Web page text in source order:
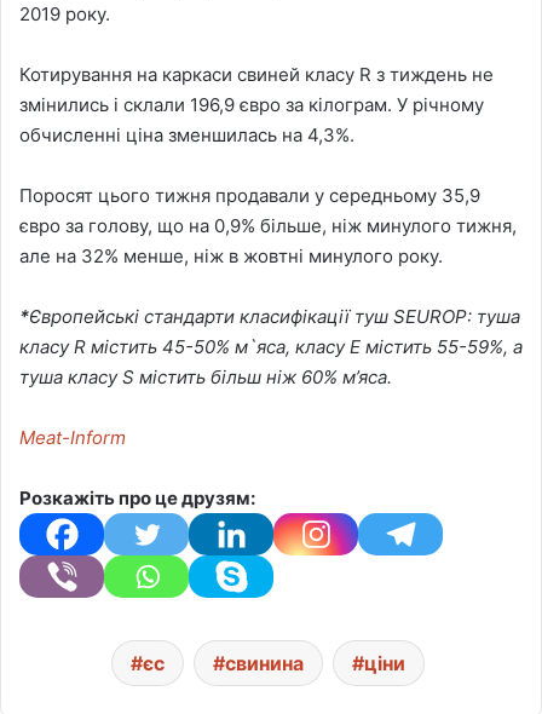
2019 року.
Котирування на каркаси свиней класу R з тиждень не
змінились і склали 196,9 євро за кілограм. У річному
обчисленні ціна зменшилась на 4,3%.
Поросят цього тижня продавали у середньому 35,9
євро за голову, що на 0,9% більше, ніж минулого тижня,
але на 32% менше, ніж в жовтні минулого року.
*Європейські стандарти класифікації туш SEUROP: туша
класу R містить 45-50% м`яса, класу Е містить 55-59%, а
туша класу S містить більш ніж 60% м’яса.
Meat-Inform
Розкажіть про це друзям:
єс свинина ціни